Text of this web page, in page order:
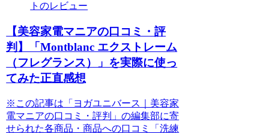
トのレビュー
【美容家電マニアの口コミ・評
判】「Montblanc エクストレーム
（フレグランス）」を実際に使っ
てみた正直感想
※この記事は「ヨガユニバース｜美容家
電マニアの口コミ・評判」の編集部に寄
せられた各商品・商品への口コミ「洗練